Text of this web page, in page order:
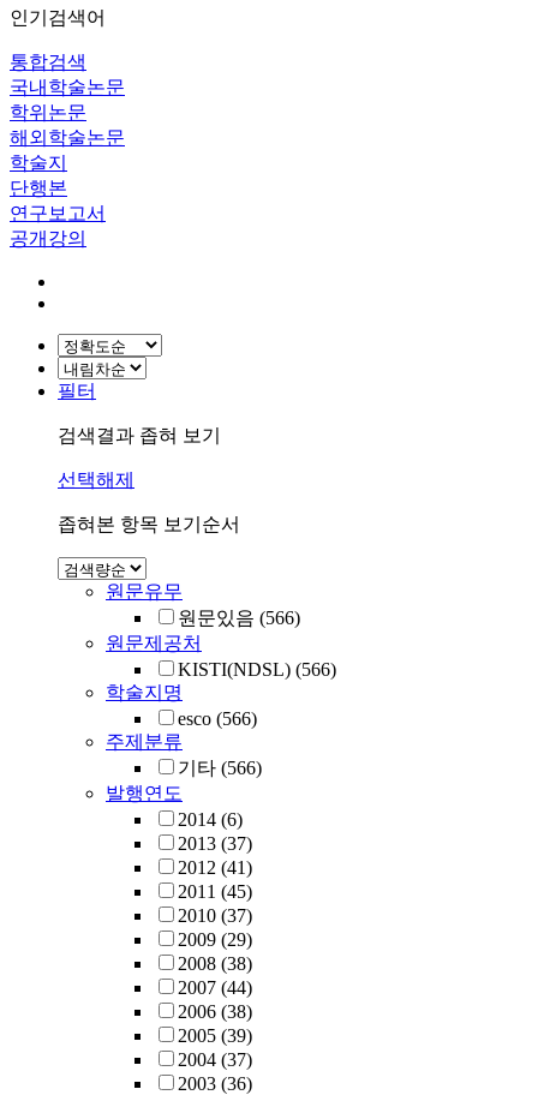
인기검색어
통합검색
국내학술논문
학위논문
해외학술논문
학술지
단행본
연구보고서
공개강의
필터
검색결과 좁혀 보기
선택해제
좁혀본 항목 보기순서
원문유무
원문있음 (566)
원문제공처
KISTI(NDSL) (566)
학술지명
esco (566)
주제분류
기타 (566)
발행연도
2014 (6)
2013 (37)
2012 (41)
2011 (45)
2010 (37)
2009 (29)
2008 (38)
2007 (44)
2006 (38)
2005 (39)
2004 (37)
2003 (36)